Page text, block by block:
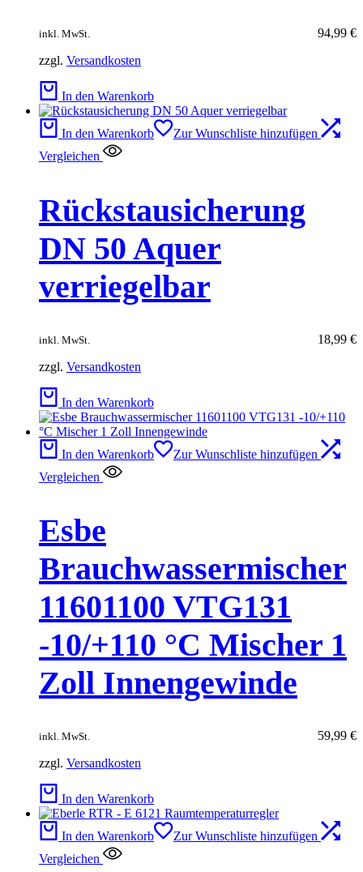
94,99 €
inkl. MwSt.
zzgl. Versandkosten
In den Warenkorb
In den Warenkorb
Zur Wunschliste hinzufügen
Vergleichen
Rückstausicherung
DN 50 Aquer
verriegelbar
18,99 €
inkl. MwSt.
zzgl. Versandkosten
In den Warenkorb
In den Warenkorb
Zur Wunschliste hinzufügen
Vergleichen
Esbe
Brauchwassermischer
11601100 VTG131
-10/+110 °C Mischer 1
Zoll Innengewinde
59,99 €
inkl. MwSt.
zzgl. Versandkosten
In den Warenkorb
In den Warenkorb
Zur Wunschliste hinzufügen
Vergleichen